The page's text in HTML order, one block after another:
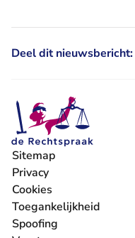
Deel dit nieuwsbericht:
Sitemap
Privacy
Cookies
Toegankelijkheid
Spoofing